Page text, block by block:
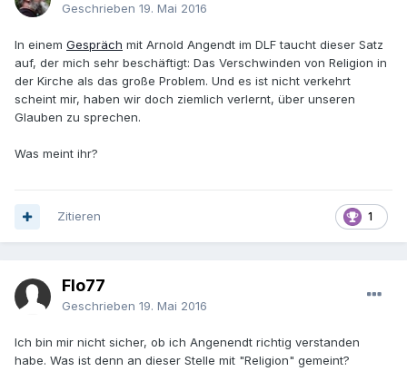
Geschrieben 19. Mai 2016
In einem Gespräch mit Arnold Angendt im DLF taucht dieser Satz
auf, der mich sehr beschäftigt: Das Verschwinden von Religion in
der Kirche als das große Problem. Und es ist nicht verkehrt
scheint mir, haben wir doch ziemlich verlernt, über unseren
Glauben zu sprechen.
Was meint ihr?
1
Zitieren
Flo77
Geschrieben 19. Mai 2016
Ich bin mir nicht sicher, ob ich Angenendt richtig verstanden
habe. Was ist denn an dieser Stelle mit "Religion" gemeint?